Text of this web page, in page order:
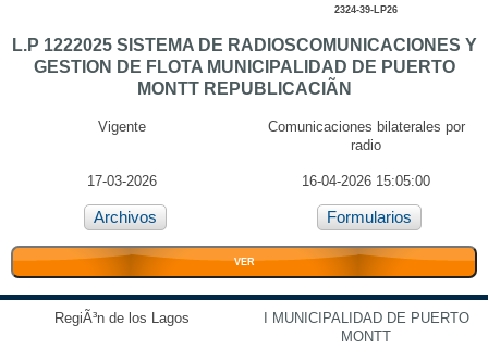
2324-39-LP26
L.P 1222025 SISTEMA DE RADIOSCOMUNICACIONES Y
GESTION DE FLOTA MUNICIPALIDAD DE PUERTO
MONTT REPUBLICACIÃN
Vigente
Comunicaciones bilaterales por
radio
17-03-2026 16-04-2026 15:05:00
Archivos Formularios
VER
RegiÃ³n de los Lagos
I MUNICIPALIDAD DE PUERTO
MONTT